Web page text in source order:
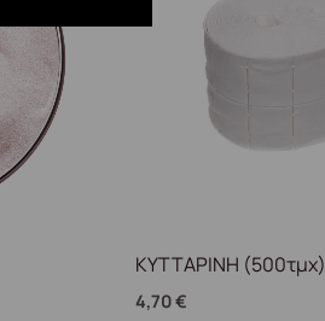
ΚΥΤΤΑΡΙΝΗ (500τμχ)
4,70€